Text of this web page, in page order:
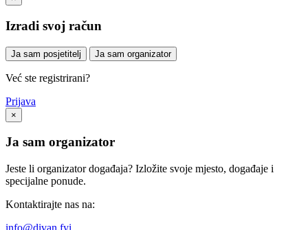
Izradi svoj račun
Ja sam posjetitelj Ja sam organizator
Već ste registrirani?
Prijava
×
Ja sam organizator
Jeste li organizator događaja? Izložite svoje mjesto, događaje i
specijalne ponude.
Kontaktirajte nas na: